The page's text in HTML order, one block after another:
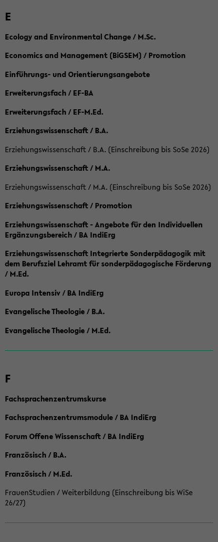
E
Ecology and Environmental Change / M.Sc.
Economics and Management (BiGSEM) / Promotion
Einführungs- und Orientierungsangebote
Erweiterungsfach / EF-BA
Erweiterungsfach / EF-M.Ed.
Erziehungswissenschaft / B.A.
Erziehungswissenschaft / B.A. (Einschreibung bis SoSe 2026)
Erziehungswissenschaft / M.A.
Erziehungswissenschaft / M.A. (Einschreibung bis SoSe 2026)
Erziehungswissenschaft / Promotion
Erziehungswissenschaft - Angebote für den Individuellen
Ergänzungsbereich / BA IndiErg
Erziehungswissenschaft Integrierte Sonderpädagogik mit
dem Berufsziel Lehramt für sonderpädagogische Förderung
/ M.Ed.
Europa Intensiv / BA IndiErg
Evangelische Theologie / B.A.
Evangelische Theologie / M.Ed.
F
Fachsprachenzentrumskurse
Fachsprachenzentrumsmodule / BA IndiErg
Forum Offene Wissenschaft / BA IndiErg
Französisch / B.A.
Französisch / M.Ed.
FrauenStudien / Weiterbildung (Einschreibung bis WiSe
26/27)